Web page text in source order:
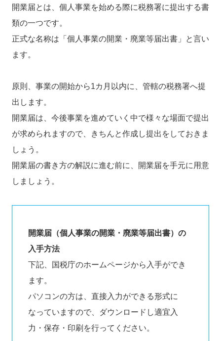
開業届とは、個人事業を始める際に税務署に提出する書
類の一つです。
正式な名称は「個人事業の開業・廃業等届出書」と言い
ます。
原則、事業の開始から1カ月以内に、管轄の税務署へ提
出します。
開業届は、今後事業を進めていく中で様々な場面で提出
が求められますので、きちんと作成し提出をしておきま
しょう。
開業届の書き方の解説に進む前に、開業届を手元に用意
しましょう。
開業届（個人事業の開業・廃業等届出書）の
入手方法
下記、国税庁のホームページから入手ができ
ます。
パソコンの方は、直接入力ができる形式に
なっていますので、ダウンロードし適宜入
力・保存・印刷を行ってください。